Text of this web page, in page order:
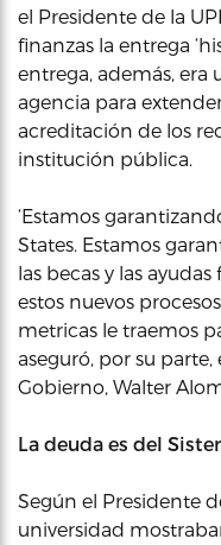
el Presidente de la
finanzas la entrega
entrega, además, era
agencia para
acreditación de los
institución pública.
‘Estamos
States. Estamos
las becas y las
estos nuevos
metricas le traemos
aseguró, por su
Gobierno, Walter
La deuda es del
Según el Presidente
universidad